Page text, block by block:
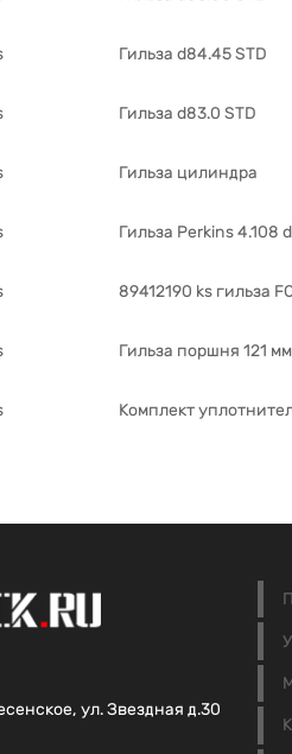
Гильза d84.45 STD
Гильза d83.0 STD
Гильза цилиндра
Гильза Perkins 4.108
89412190 ks гильза
Гильза поршня 121
Комплект
ул. Звездная д.30